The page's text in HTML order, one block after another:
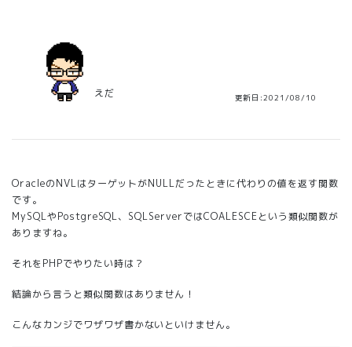
えだ 更新日:2021/08/10
OracleのNVLはターゲットがNULLだったときに代わりの値を返す関数
です。
MySQLやPostgreSQL、SQLServerではCOALESCEという類似関数が
ありますね。
それをPHPでやりたい時は？
結論から言うと類似関数はありません！
こんなカンジでワザワザ書かないといけません。